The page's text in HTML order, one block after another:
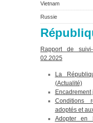
Vietnam
Russie
Rapport de
02.2025
La
(Actualité)
Conditions
adoptés et
Adopter en